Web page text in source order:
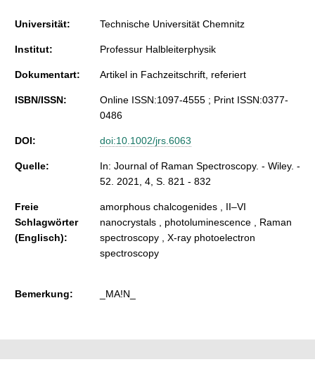
Universität: Technische Universität Chemnitz
Institut: Professur Halbleiterphysik
Dokumentart: Artikel in Fachzeitschrift, referiert
ISBN/ISSN:
Online ISSN:1097-4555 ; Print ISSN:0377-
0486
DOI: doi:10.1002/jrs.6063
Quelle:
In: Journal of Raman Spectroscopy. - Wiley. -
52. 2021, 4, S. 821 - 832
Freie
Schlagwörter
(Englisch):
amorphous chalcogenides , II–VI
nanocrystals , photoluminescence , Raman
spectroscopy , X-ray photoelectron
spectroscopy
Bemerkung: _MA!N_